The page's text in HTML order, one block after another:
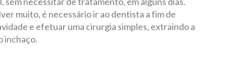
muito, é necessário ir ao dentista a fim de
e efetuar uma cirurgia simples, extraindo a
inchaço.